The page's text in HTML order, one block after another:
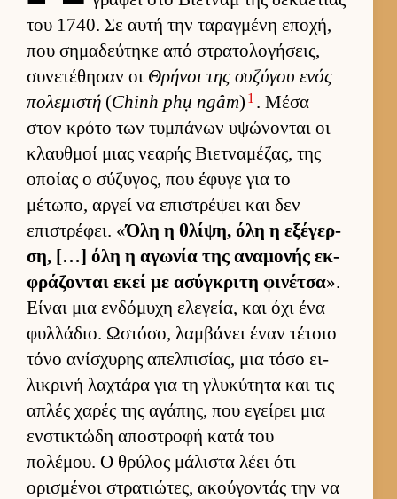
του 1740. Σε αυτή την ταραγ­μένη εποχή,
που σημαδεύ­τηκε από στρατολογήσεις,
συνετέθησαν οι Θρήνοι της συζύγου ενός
πολεμιστή (Chinh phụ ngâm) 1 . Μέσα
στον κρότο των τυμπάνων υψώνονται οι
κλαυθ­μοί μιας νεαρής Βιετ­ναμέζας, της
οποίας ο σύζυγος, που έφυγε για το
μέτωπο, αρ­γεί να επιστρέψει και δεν
επιστρέφει. «Όλη η θλίψη, όλη η εξέγερ­
ση, […] όλη η αγωνία της αναμονής εκ­
φράζονται εκεί με ασύγκριτη φινέτσα».
Εί­ναι μια εν­δόμυχη ελεγεία, και όχι ένα
φυλ­λάδιο. Ωστόσο, λαμ­βάνει έναν τέτοιο
τόνο ανίσχυρης απελ­πισίας, μια τόσο ει­
λικρινή λαχτάρα για τη γλυκύτητα και τις
απλές χαρές της αγάπης, που εγεί­ρει μια
εν­στικτώδη αποστροφή κατά του
πολέμου. Ο θρύλος μάλιστα λέει ότι
ορισμένοι στρατιώτες, ακού­γοντάς την να